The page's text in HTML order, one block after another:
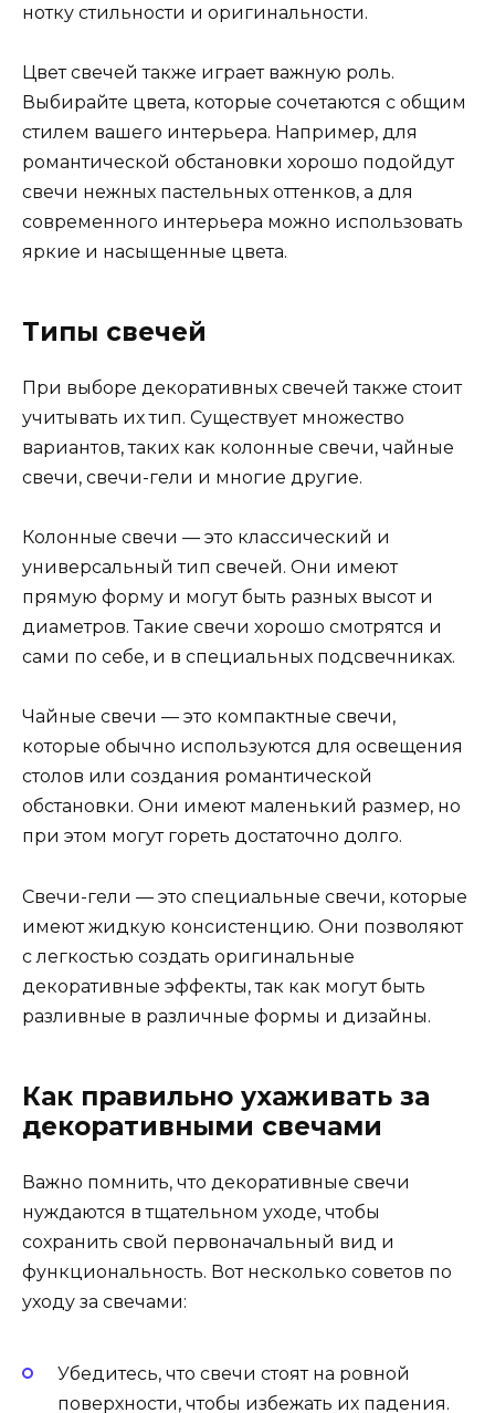
нотку стильности и оригинальности.
Цвет свечей также играет важную роль.
Выбирайте цвета, которые сочетаются с общим
стилем вашего интерьера. Например, для
романтической обстановки хорошо подойдут
свечи нежных пастельных оттенков, а для
современного интерьера можно использовать
яркие и насыщенные цвета.
Типы свечей
При выборе декоративных свечей также стоит
учитывать их тип. Существует множество
вариантов, таких как колонные свечи, чайные
свечи, свечи-гели и многие другие.
Колонные свечи — это классический и
универсальный тип свечей. Они имеют
прямую форму и могут быть разных высот и
диаметров. Такие свечи хорошо смотрятся и
сами по себе, и в специальных подсвечниках.
Чайные свечи — это компактные свечи,
которые обычно используются для освещения
столов или создания романтической
обстановки. Они имеют маленький размер, но
при этом могут гореть достаточно долго.
Свечи-гели — это специальные свечи, которые
имеют жидкую консистенцию. Они позволяют
с легкостью создать оригинальные
декоративные эффекты, так как могут быть
разливные в различные формы и дизайны.
Как правильно ухаживать за
декоративными свечами
Важно помнить, что декоративные свечи
нуждаются в тщательном уходе, чтобы
сохранить свой первоначальный вид и
функциональность. Вот несколько советов по
уходу за свечами:
Убедитесь, что свечи стоят на ровной
поверхности, чтобы избежать их падения.